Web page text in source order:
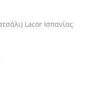
Lacor Ισπανίας